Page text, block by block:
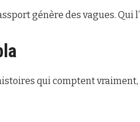
génère des vagues. Qui
qui comptent